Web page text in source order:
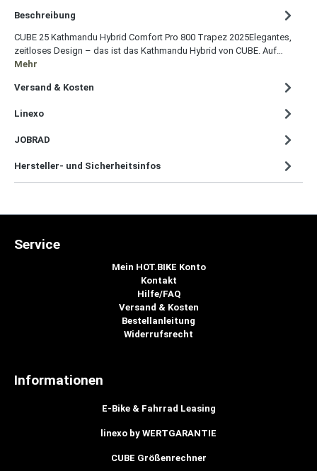
Beschreibung
CUBE 25 Kathmandu Hybrid Comfort Pro 800 Trapez 2025Elegantes,
zeitloses Design – das ist das Kathmandu Hybrid von CUBE. Auf…
Mehr
Versand & Kosten
Linexo
JOBRAD
Hersteller- und Sicherheitsinfos
Service
Mein HOT.BIKE Konto
Kontakt
Hilfe/FAQ
Versand & Kosten
Bestellanleitung
Widerrufsrecht
Informationen
E-Bike & Fahrrad Leasing
linexo by WERTGARANTIE
CUBE Größenrechner